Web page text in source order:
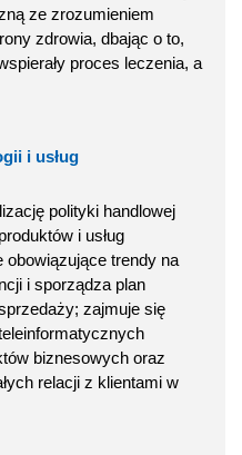
ze zrozumieniem
zdrowia, dbając o to,
proces leczenia, a
i usług
polityki handlowej
i usług
obowiązujące trendy na
i sporządza plan
zajmuje się
biznesowych oraz
relacji z klientami w